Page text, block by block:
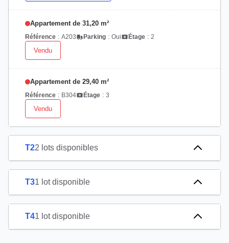
Appartement de 31,20 m²
Référence : A203 Parking : Oui Étage : 2
Vendu
Appartement de 29,40 m²
Référence : B304 Étage : 3
Vendu
T22 lots disponibles
T31 lot disponible
T41 lot disponible